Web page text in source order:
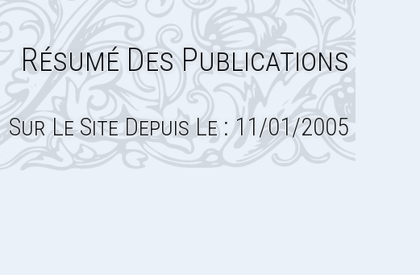
Résumé Des Publications
Sur Le Site Depuis Le : 11/01/2005